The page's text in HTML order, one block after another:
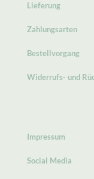
Lieferung
Zahlungsarten
Bestellvorgang
Widerrufs- und
Impressum
Social Media